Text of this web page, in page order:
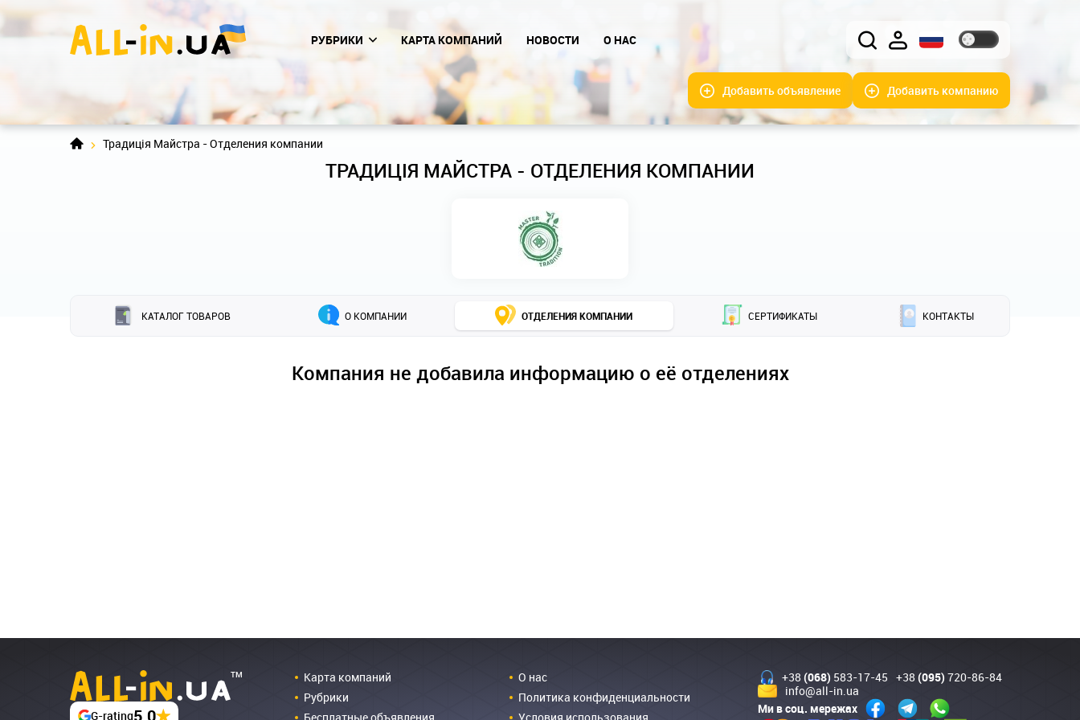
РУБРИКИ КАРТА КОМПАНИЙ НОВОСТИ О НАС
Добавить объявление Добавить компанию
Традиція Майстра - Отделения компании
ТРАДИЦІЯ МАЙСТРА - ОТДЕЛЕНИЯ КОМПАНИИ
КАТАЛОГ ТОВАРОВ О КОМПАНИИ ОТДЕЛЕНИЯ КОМПАНИИ СЕРТИФИКАТЫ КОНТАКТЫ
Компания не добавила информацию о её отделениях
G-rating5.0
Карта компаний
Рубрики
О нас
Политика конфиденциальности
+38 (068) 583-17-45 +38 (095) 720-86-84
info@all-in.ua
Ми в соц. мережах